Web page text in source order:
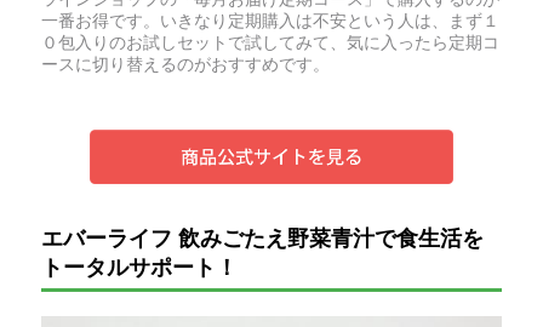
一番お得です。いきなり定期購入は不安という人は、まず１
０包入りのお試しセットで試してみて、気に入ったら定期コ
ースに切り替えるのがおすすめです。
エバーライフ 飲みごたえ野菜青汁で食生活を
トータルサポート！